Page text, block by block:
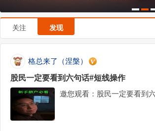
关注 发现
格总来了（涅槃）
股民一定要看到六句话#短线操作
邀您观看：股民一定要看到